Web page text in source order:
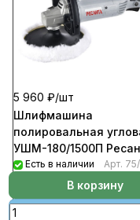
5 960 ₽/шт
Шлифмашина
полировальная
УШМ-180/1500П
Есть в наличии Арт.
В корзину